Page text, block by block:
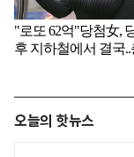
오늘의 핫뉴스